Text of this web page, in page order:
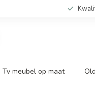
Tv meubel op maat